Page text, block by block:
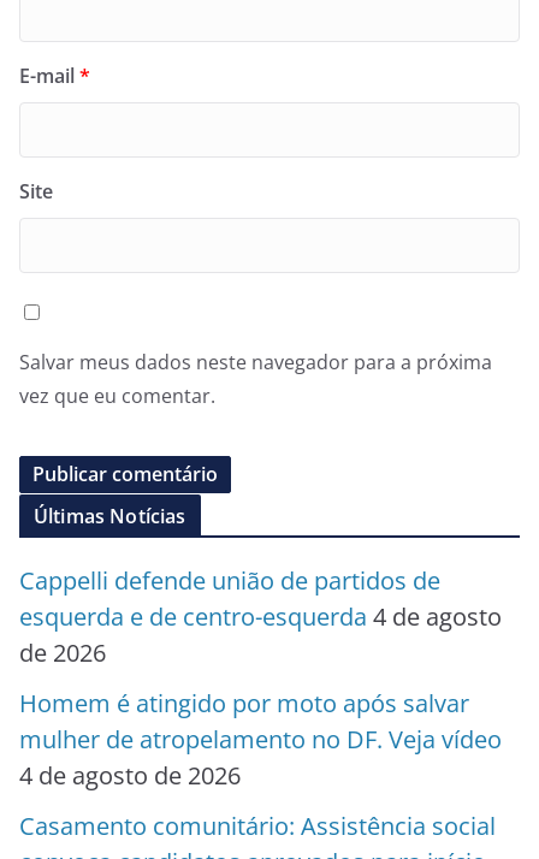
E-mail*
Site
Salvar meus dados neste navegador para a próxima
vez que eu comentar.
Últimas Notícias
Cappelli defende união de partidos de
esquerda e de centro-esquerda 4 de agosto
de 2026
Homem é atingido por moto após salvar
mulher de atropelamento no DF. Veja vídeo
4 de agosto de 2026
Casamento comunitário: Assistência social